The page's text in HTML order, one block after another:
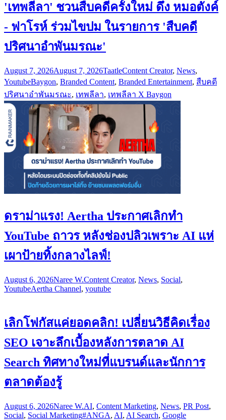
'เทพลีลา' ชวนสืบคดีครั้งใหม่ ดึง หมอตังค์
- ฟาโรห์ ร่วมไขปม ในรายการ 'สืบคดี
ปริศนาอำพันมรณะ'
August 7, 2026August 7, 2026TaatleContent Creator, News,
YoutubeBaygon, Branded Content, Branded Entertainment, สืบคดี
ปริศนาอำพันมรณะ, เทพลีลา, เทพลีลา X Baygon
ดราม่าแรง! Aertha ประกาศเลิกทำ
YouTube ถาวร หลังช่องปลิวเพราะ AI แห่
เผาป้ายทิ้งกลางไลฟ์!
August 6, 2026Naree W.Content Creator, News, Social,
YoutubeAertha Channel, youtube
เลิกโฟกัสแค่ยอดคลิก! เปลี่ยนวิธีคิดเรื่อง
SEO เจาะลึกเบื้องหลังการตลาด AI
Search ทิศทางใหม่ที่แบรนด์และนักการ
ตลาดต้องรู้
August 6, 2026Naree W.AI, Content Marketing, News, PR Post,
Social, Social Marketing#ANGA, AI, AI Search, Google